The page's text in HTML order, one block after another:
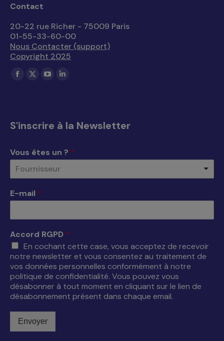
Contact
20-22 rue Richer - 75009 Paris
01-55-33-60-00
Nous Contacter (support)
Copyright 2025
Trouvez nous sur :
La
dans
nouvelle
fenêtre
La
dans
nouvelle
fenêtre
La
dans
nouvelle
fenêtre
La
dans
nouvelle
S'inscrire à la Newsletter
Vous êtes un ? *
Fournisseur
E-mail *
Accord RGPD *
En cochant cette case, vous acceptez de recevoir
notre newsletter et vous consentez au traitement de
vos données personnelles conformément à notre
politique de confidentialité. Vous pouvez vous
désabonner à tout moment en cliquant sur le lien de
désabonnement présent dans chaque email.
Envoyer